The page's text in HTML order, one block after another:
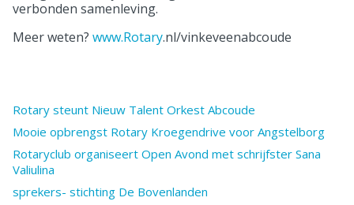
verbonden samenleving.
Meer weten? www.Rotary.nl/vinkeveenabcoude
Rotary steunt Nieuw Talent Orkest Abcoude
Mooie opbrengst Rotary Kroegendrive voor Angstelborg
Rotaryclub organiseert Open Avond met schrijfster Sana
Valiulina
sprekers- stichting De Bovenlanden